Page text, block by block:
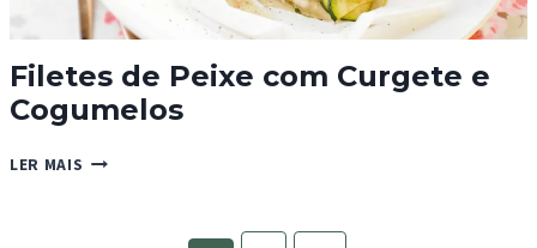
Filetes de Peixe com Curgete e
Cogumelos
LER MAIS FILETES